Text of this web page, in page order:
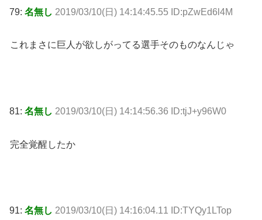
79: 名無し 2019/03/10(日) 14:14:45.55 ID:pZwEd6l4M
これまさに巨人が欲しがってる選手そのものなんじゃ
81: 名無し 2019/03/10(日) 14:14:56.36 ID:tjJ+y96W0
完全覚醒したか
91: 名無し 2019/03/10(日) 14:16:04.11 ID:TYQy1LTop